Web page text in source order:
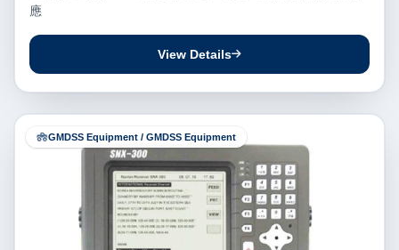
應
View Details
GMDSS Equipment / GMDSS Equipment